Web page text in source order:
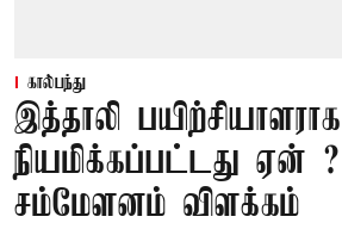
கால்பந்து
இத்தாலி
நியமிக்கப்பட்டது ஏன்
சம்மேளனம் விளக்கம்